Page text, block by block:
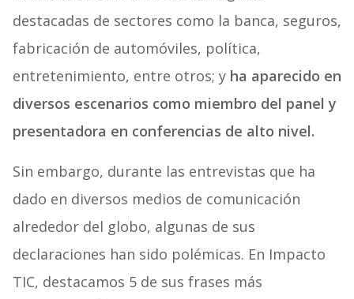
destacadas de sectores como la banca, seguros,
fabricación de automóviles, política,
entretenimiento, entre otros; y ha aparecido en
diversos escenarios como miembro del panel y
presentadora en conferencias de alto nivel.
Sin embargo, durante las entrevistas que ha
dado en diversos medios de comunicación
alrededor del globo, algunas de sus
declaraciones han sido polémicas. En Impacto
TIC, destacamos 5 de sus frases más